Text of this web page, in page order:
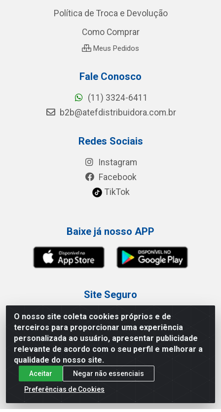
O nosso site coleta cookies próprios e de
terceiros para proporcionar uma experiência
personalizada ao usuário, apresentar publicidade
relevante de acordo com o seu perfil e melhorar a
qualidade do nosso site.
Aceitar
Negar não essenciais
Preferências de Cookies
Política de Troca e Devolução
Como Comprar
Meus Pedidos
Fale Conosco
(11) 3324-6411
b2b@atefdistribuidora.com.br
Redes Sociais
Instagram
Facebook
TikTok
Baixe já nosso APP
Site Seguro
Loja / Showroom
Tel.: (11) 3227-0546
Av Vautier, 587/597 - Pari - São Paulo/SP